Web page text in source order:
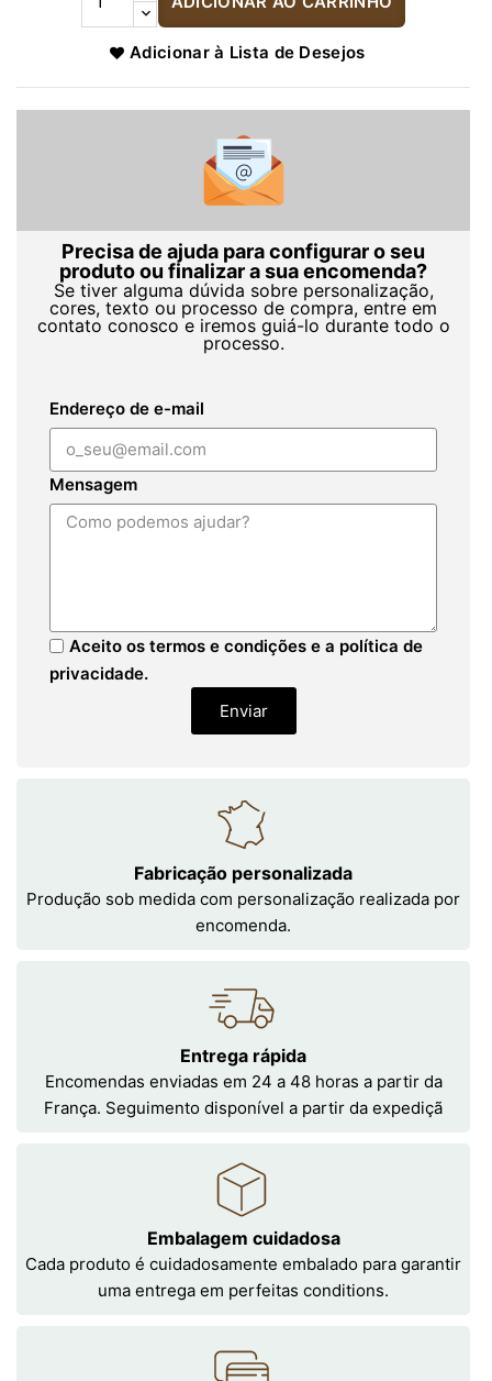
Adicionar à Lista de Desejos
Precisa de ajuda para configurar o seu
produto ou finalizar a sua encomenda?
Se tiver alguma dúvida sobre personalização,
cores, texto ou processo de compra, entre em
contato conosco e iremos guiá-lo durante todo o
processo.
Endereço de e-mail
Mensagem
Aceito os termos e condições e a política de
privacidade.
Enviar
Fabricação personalizada
Produção sob medida com personalização realizada por
encomenda.
Entrega rápida
Encomendas enviadas em 24 a 48 horas a partir da
França. Seguimento disponível a partir da expediçã
Embalagem cuidadosa
Cada produto é cuidadosamente embalado para garantir
uma entrega em perfeitas conditions.